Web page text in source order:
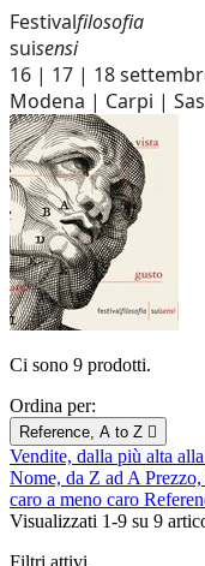
Festivalfilosofia
suisensi
16 | 17 | 18
Modena | Carpi |
Ci sono 9 prodotti.
Ordina per:
Reference, A to Z 
Vendite, dalla più alta
Nome, da Z ad A
caro a meno caro
Visualizzati 1-9 su 9